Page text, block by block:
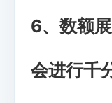
6、数额
会进行千